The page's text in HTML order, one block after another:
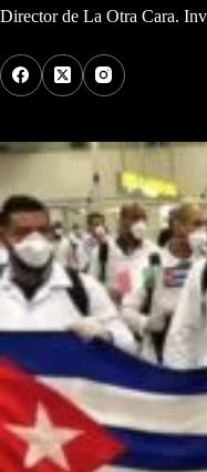
Director de La Otra Cara.